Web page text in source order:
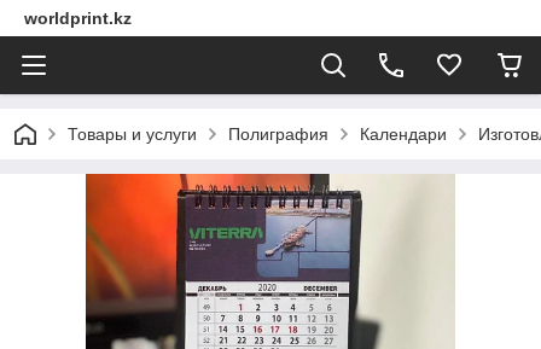
worldprint.kz
Товары и услуги Полиграфия Календари